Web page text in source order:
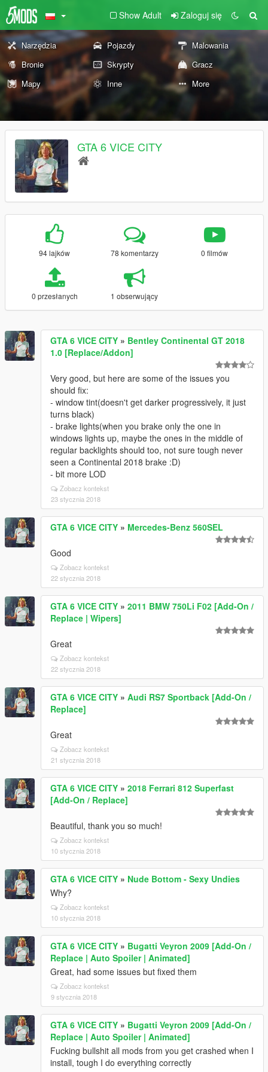
Show Adult Zaloguj się
Narzędzia Pojazdy
Malowania
Bronie
Skrypty
Gracz
Mapy
Inne More
GTA 6 VICE CITY
94 lajków 78 komentarzy 0 filmów
0 przesłanych 1 obserwujący
GTA 6 VICE CITY » Bentley Continental GT 2018
1.0 [Replace/Addon]
Very good, but here are some of the issues you
should fix:
- window tint(doesn't get darker progressively, it just
turns black)
- brake lights(when you brake only the one in
windows lights up, maybe the ones in the middle of
regular backlights should too, not sure tough never
seen a Continental 2018 brake :D)
- bit more LOD
Zobacz kontekst
23 stycznia 2018
GTA 6 VICE CITY » Mercedes-Benz 560SEL
Good
Zobacz kontekst
22 stycznia 2018
GTA 6 VICE CITY » 2011 BMW 750Li F02 [Add-On /
Replace | Wipers]
Great
Zobacz kontekst
22 stycznia 2018
GTA 6 VICE CITY » Audi RS7 Sportback [Add-On /
Replace]
Great
Zobacz kontekst
21 stycznia 2018
GTA 6 VICE CITY » 2018 Ferrari 812 Superfast
[Add-On / Replace]
Beautiful, thank you so much!
Zobacz kontekst
10 stycznia 2018
GTA 6 VICE CITY » Nude Bottom - Sexy Undies
Why?
Zobacz kontekst
10 stycznia 2018
GTA 6 VICE CITY » Bugatti Veyron 2009 [Add-On /
Replace | Auto Spoiler | Animated]
Great, had some issues but fixed them
Zobacz kontekst
9 stycznia 2018
GTA 6 VICE CITY » Bugatti Veyron 2009 [Add-On /
Replace | Auto Spoiler | Animated]
Fucking bullshit all mods from you get crashed when I
install, tough I do everything correctly